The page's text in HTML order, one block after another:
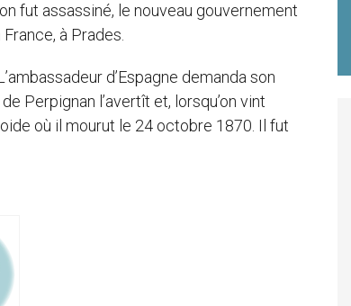
fut assassiné, le nouveau gouvernement
à Prades.
d’Espagne demanda son
Perpignan l’avertît et, lorsqu’on vint
où il mourut le 24 octobre 1870. Il fut